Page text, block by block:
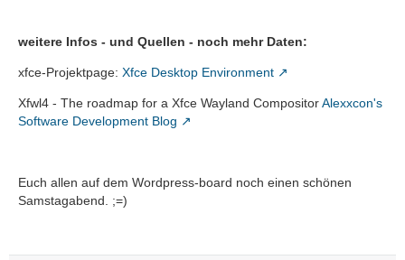
weitere Infos - und Quellen - noch mehr Daten:
xfce-Projektpage: Xfce Desktop Environment
Xfwl4 - The roadmap for a Xfce Wayland CompositorAlexxcon's
Software Development Blog
Euch allen auf dem Wordpress-board noch einen schönen
Samstagabend. ;=)